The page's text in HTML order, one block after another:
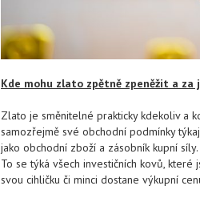
Kde mohu zlato zpětně zpeněžit a za
Zlato je směnitelné prakticky kdekoliv a
samozřejmě své obchodní podmínky
jako obchodní zboží a zásobník kupní
To se týká všech investičních kovů, které
svou cihličku či minci dostane výkupní